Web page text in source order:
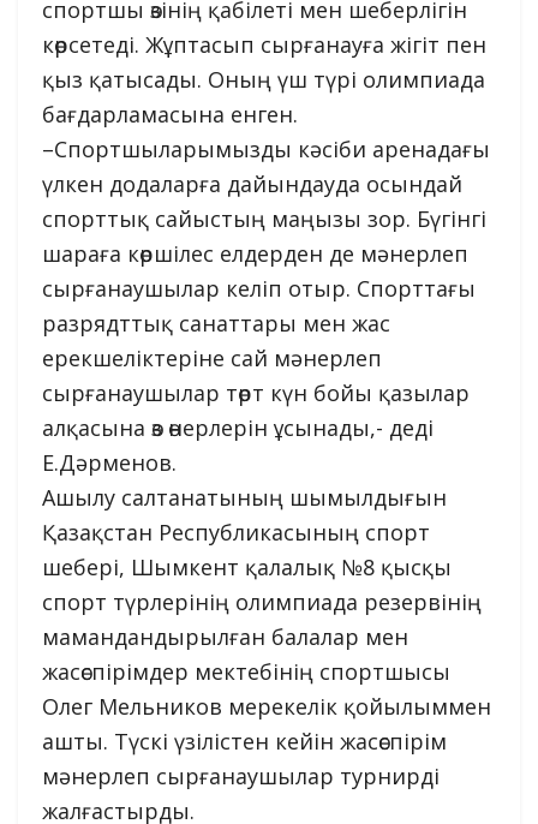
спортшы өзінің қабілеті мен шеберлігін
көрсетеді. Жұптасып сырғанауға жігіт пен
қыз қатысады. Оның үш түрі олимпиада
бағдарламасына енген.
–Спортшыларымызды кәсіби аренадағы
үлкен додаларға дайындауда осындай
спорттық сайыстың маңызы зор. Бүгінгі
шараға көршілес елдерден де мәнерлеп
сырғанаушылар келіп отыр. Спорттағы
разрядттық санаттары мен жас
ерекшеліктеріне сай мәнерлеп
сырғанаушылар төрт күн бойы қазылар
алқасына өз өнерлерін ұсынады,- деді
Е.Дәрменов.
Ашылу салтанатының шымылдығын
Қазақстан Республикасының спорт
шебері, Шымкент қалалық №8 қысқы
спорт түрлерінің олимпиада резервінің
мамандандырылған балалар мен
жасөспірімдер мектебінің спортшысы
Олег Мельников мерекелік қойылыммен
ашты. Түскі үзілістен кейін жасөспірім
мәнерлеп сырғанаушылар турнирді
жалғастырды.